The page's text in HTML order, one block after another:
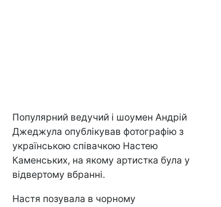
Популярний ведучий і шоумен Андрій
Джеджула опублікував фотографію з
українською співачкою Настею
Каменських, на якому артистка була у
відвертому вбранні.
Настя позувала в чорному